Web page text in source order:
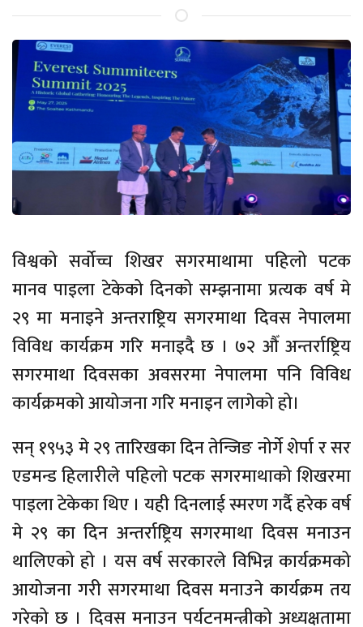
विश्वको सर्वोच्च शिखर सगरमाथामा पहिलो पटक
मानव पाइला टेकेको दिनको सम्झनामा प्रत्यक वर्ष मे
२९ मा मनाइने अन्तराष्ट्रिय सगरमाथा दिवस नेपालमा
विविध कार्यक्रम गरि मनाइदै छ । ७२ औँ अन्तर्राष्ट्रिय
सगरमाथा दिवसका अवसरमा नेपालमा पनि विविध
कार्यक्रमको आयोजना गरि मनाइन लागेको हो।
सन् १९५३ मे २९ तारिखका दिन तेन्जिङ नोर्गे शेर्पा र सर
एडमन्ड हिलारीले पहिलो पटक सगरमाथाको शिखरमा
पाइला टेकेका थिए । यही दिनलाई स्मरण गर्दै हरेक वर्ष
मे २९ का दिन अन्तर्राष्ट्रिय सगरमाथा दिवस मनाउन
थालिएको हो । यस वर्ष सरकारले विभिन्न कार्यक्रमको
आयोजना गरी सगरमाथा दिवस मनाउने कार्यक्रम तय
गरेको छ । दिवस मनाउन पर्यटनमन्त्रीको अध्यक्षतामा